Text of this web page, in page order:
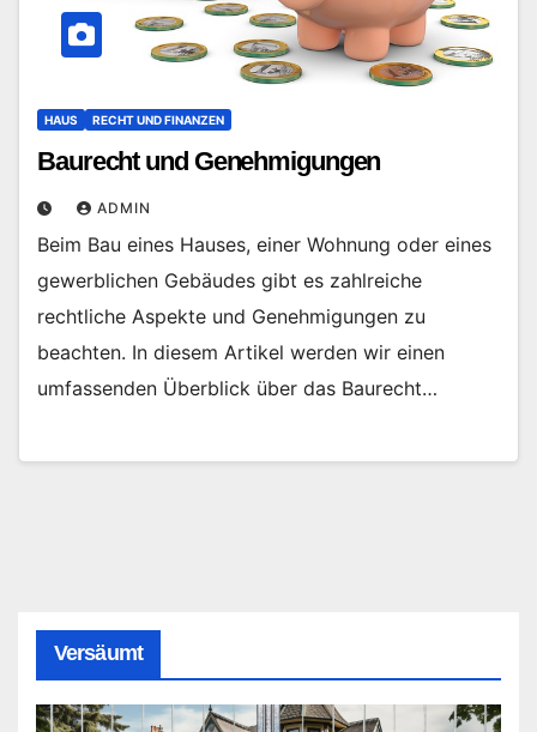
HAUS RECHT UND FINANZEN
Baurecht und Genehmigungen
ADMIN
Beim Bau eines Hauses, einer Wohnung oder eines
gewerblichen Gebäudes gibt es zahlreiche
rechtliche Aspekte und Genehmigungen zu
beachten. In diesem Artikel werden wir einen
umfassenden Überblick über das Baurecht…
Versäumt